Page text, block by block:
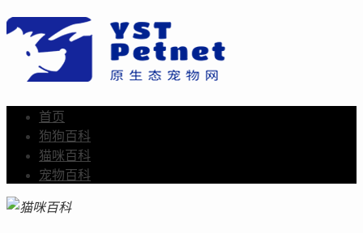
首页
狗狗百科
猫咪百科
宠物百科